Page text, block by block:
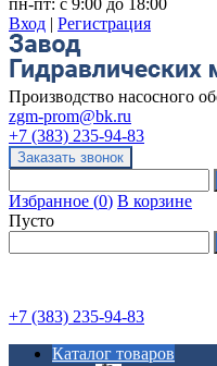
пн-пт: с 9:00 до 18:00
Вход | Регистрация
Производство насосного
zgm-prom@bk.ru
+7 (383) 235-94-83
Избранное (0) В корзине
Пусто
+7 (383) 235-94-83
Каталог товаров